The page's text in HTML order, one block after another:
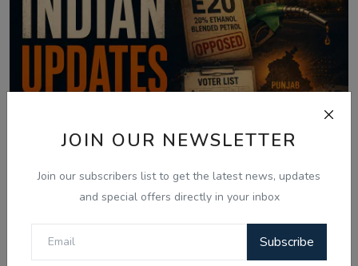
JOIN OUR NEWSLETTER
Join our subscribers list to get the latest news, updates
and special offers directly in your inbox
Subscribe